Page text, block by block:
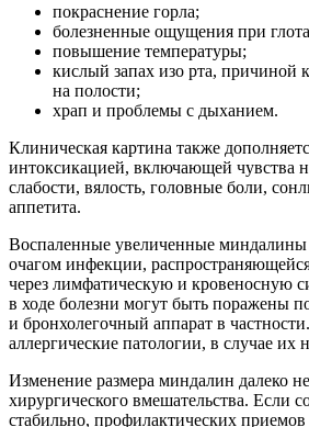
покраснение горла;
болезненные ощущения при
повышение температуры;
кислый запах изо рта, причиной
на полости;
храп и проблемы с дыханием.
Клиническая картина также
интоксикацией, включающей чувства
слабости, вялость, головные боли,
аппетита.
Воспаленные увеличенные миндалины
очагом инфекции,
через лимфатическую и кровеносную
в ходе болезни могут быть поражены
и бронхолегочный аппарат в
аллергические патологии, в случае их
Изменение размера миндалин далеко не
хирургического вмешательства. Если
стабильно, профилактических приемов